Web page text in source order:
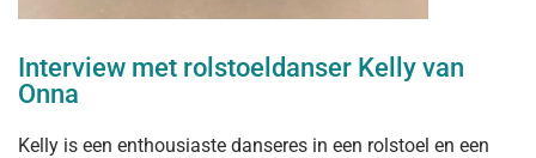
Interview met rolstoeldanser Kelly van
Onna
Kelly is een enthousiaste danseres in een rolstoel en een